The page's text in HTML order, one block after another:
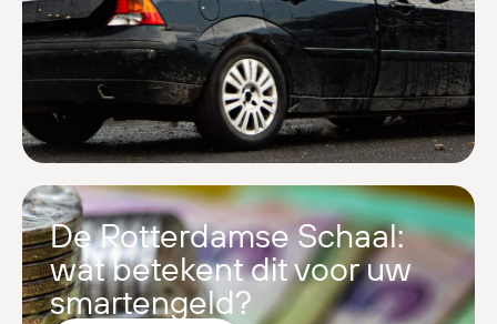
De Rotterdamse Schaal:
wat betekent dit voor uw
smartengeld?